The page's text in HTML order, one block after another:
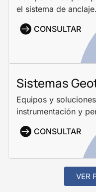
el sistema de anclaje.
CONSULTAR
Sistemas
Equipos y
instrumentación y
CONSULTAR
VER